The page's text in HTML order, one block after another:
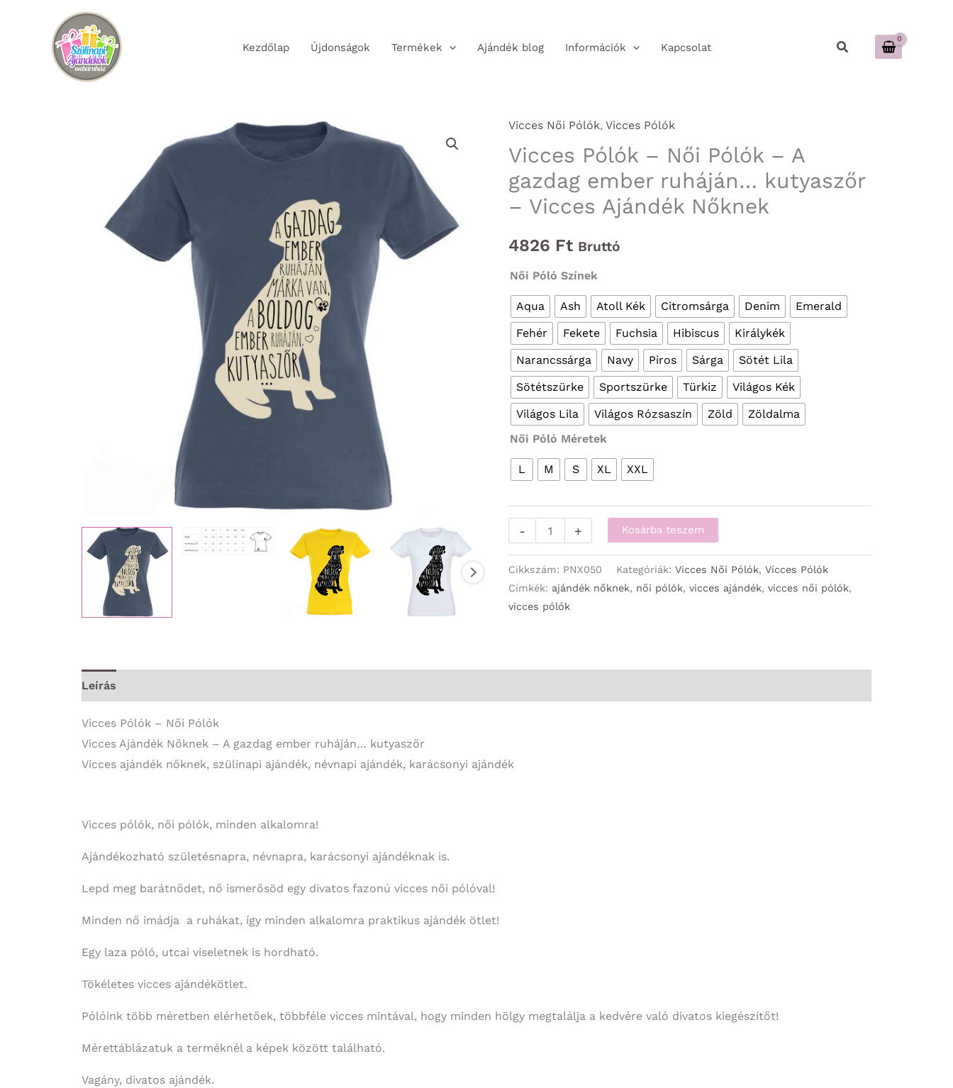
Kezdőlap Újdonságok Termékek Ajándék blog Információk Kapcsolat Keresés
Vicces Női Pólók, Vicces Pólók
Vicces Pólók – Női Pólók – A
gazdag ember ruháján… kutyaszőr
– Vicces Ajándék Nőknek
4826 Ft Bruttó
Női Póló Színek
Aqua Ash Atoll Kék Citromsárga Denim
Emerald
Fehér
Fekete Fuchsia Hibiscus
Királykék
Narancssárga
Navy Piros Sárga
Sötét Lila
Sötétszürke
Sportszürke Türkiz
Világos Kék
Világos Lila
Világos Rózsaszín Zöld
Zöldalma
Női Póló Méretek
L M S XL XXL
-
-
Női
Pólók
gazdag
+ Kosárba teszem
Cikkszám: PNX050 Kategóriák: Vicces Női Pólók, Vicces Pólók
Címkék: ajándék nőknek, női pólók, vicces ajándék, vicces női pólók,
vicces pólók
Leírás
Vicces Pólók – Női Pólók
Vicces Ajándék Nőknek – A gazdag ember ruháján… kutyaszőr
Vicces ajándék nőknek, szülinapi ajándék, névnapi ajándék, karácsonyi ajándék
Vicces pólók, női pólók, minden alkalomra!
Ajándékozható születésnapra, névnapra, karácsonyi ajándéknak is.
Lepd meg barátnődet, nő ismerősöd egy divatos fazonú vicces női pólóval!
Minden nő imádja a ruhákat, így minden alkalomra praktikus ajándék ötlet!
Egy laza póló, utcai viseletnek is hordható.
Tökéletes vicces ajándékötlet.
Pólóink több méretben elérhetőek, többféle vicces mintával, hogy minden hölgy megtalálja a kedvére való divatos kiegészítőt!
Mérettáblázatuk a terméknél a képek között található.
Vagány, divatos ajándék.